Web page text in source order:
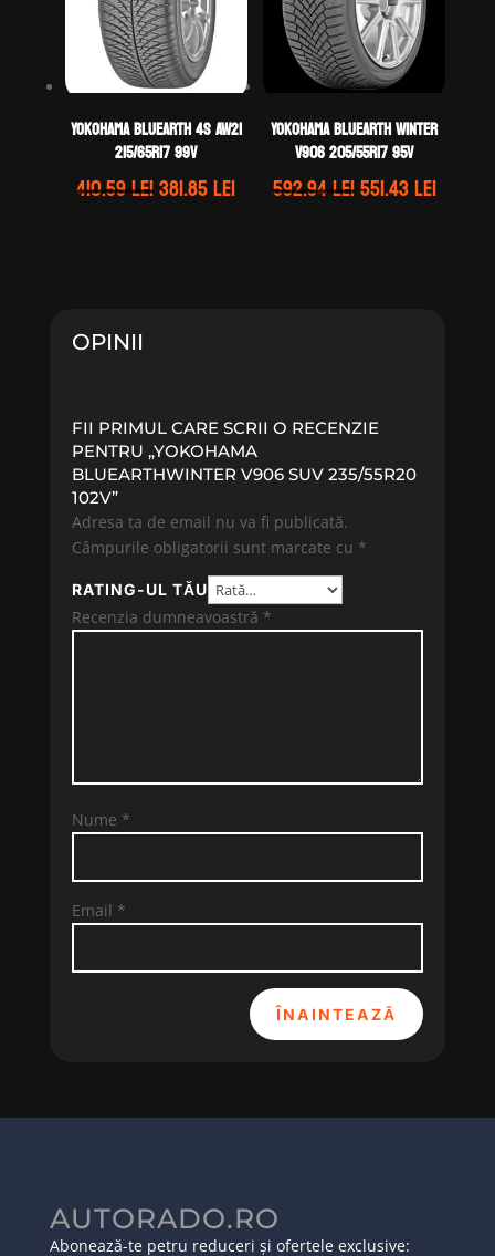
Yokohama BLUEARTH 4S AW21
215/65R17 99V
410.59leiPrețul
381.85leiPrețul
Yokohama BLUEARTH WINTER
V906 205/55R17 95V
592.94leiPrețul
551.43leiPrețul
OPINII
FII PRIMUL CARE SCRII O RECENZIE
PENTRU „YOKOHAMA
BLUEARTHWINTER V906 SUV 235/55R20
102V”
Adresa ta de email nu va fi publicată.
Câmpurile obligatorii sunt marcate cu *
RATING-UL TĂU
Recenzia dumneavoastră *
Nume *
Email *
ÎNAINTEAZĂ
AUTORADO.RO
Abonează-te petru reduceri și ofertele exclusive: